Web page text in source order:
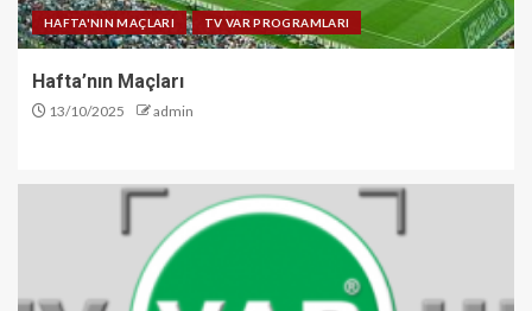
HAFTA'NIN MAÇLARI TV VAR PROGRAMLARI
Hafta’nın Maçları
13/10/2025 admin